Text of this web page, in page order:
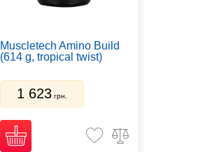
Muscletech Amino Build
(614 g, tropical twist)
1 623 грн.